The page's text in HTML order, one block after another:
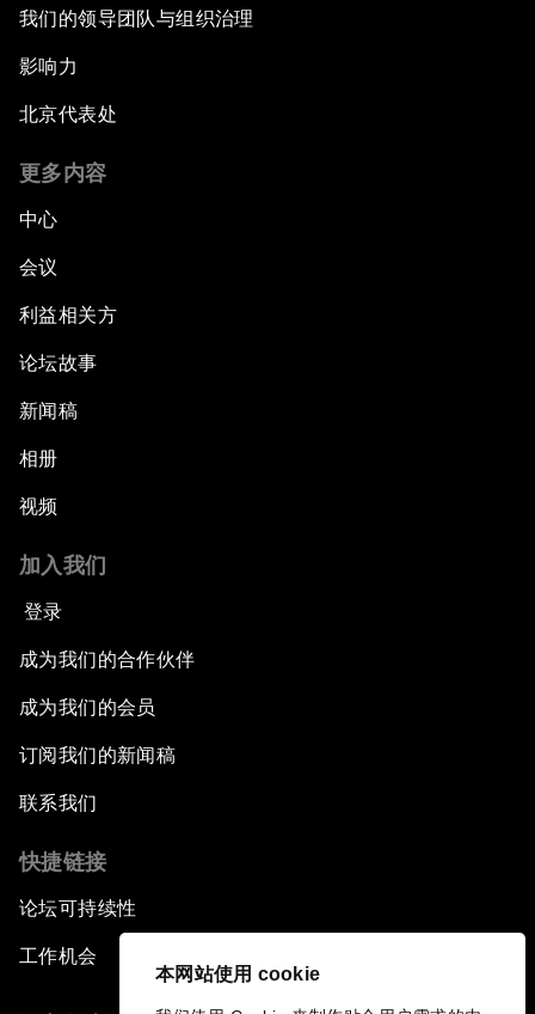
本网站使用 cookie
我们的领导团队与组织治理
影响力
北京代表处
更多内容
中心
会议
利益相关方
论坛故事
新闻稿
相册
视频
加入我们
登录
成为我们的合作伙伴
成为我们的会员
订阅我们的新闻稿
联系我们
快捷链接
论坛可持续性
工作机会